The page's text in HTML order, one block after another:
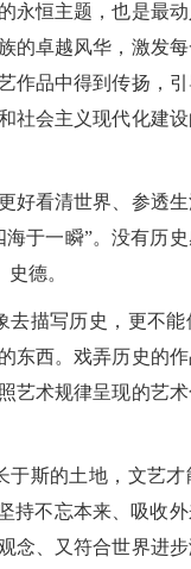
恒主题，也是最动
的卓越风华，激发
作品中得到传扬，
社会主义现代化建
看清世界、参透生
于一瞬”。没有历
德。
描写历史，更不能
东西。戏弄历史的
艺术规律呈现的艺
斯的土地，文艺才
持不忘本来、吸收
念、又符合世界进